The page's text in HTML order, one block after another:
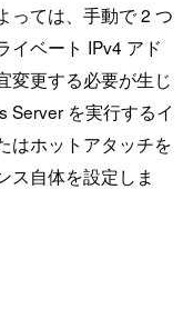
っては、手動で 2 つ
イベート IPv4 アド
変更する必要が生じ
Server を実行するイ
はホットアタッチを
ス自体を設定しま